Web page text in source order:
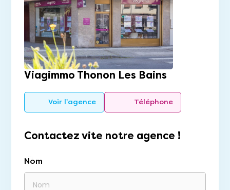
Viagimmo Thonon Les Bains
Voir l'agence Téléphone
Contactez vite notre agence !
Nom